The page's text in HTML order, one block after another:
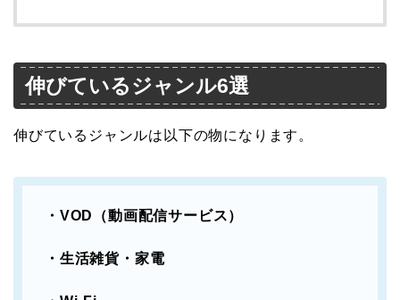
伸びているジャンル6選
伸びているジャンルは以下の物になります。
・VOD（動画配信サービス）
・生活雑貨・家電